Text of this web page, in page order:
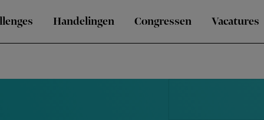
Handelingen Congressen Vacatures